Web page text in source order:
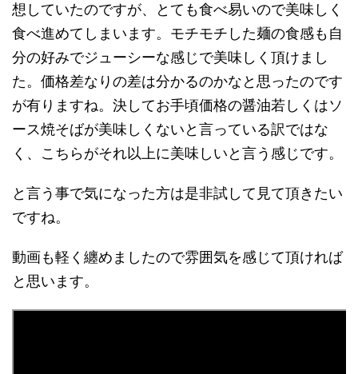
想していたのですが、とても食べ易いので美味しく
食べ進めてしまいます。モチモチした麺の食感も自
分の好みでジューシーな感じで美味しく頂けまし
た。価格差なりの差は分かるのかなと思ったのです
が有りますね。決してお手頃価格の醤油若しくはソ
ース焼そばが美味しくないと言っている訳ではな
く、こちらがそれ以上に美味しいと言う感じです。
と言う事で気になった方は是非試して見て頂きたい
ですね。
動画も軽く纏めましたので雰囲気を感じて頂ければ
と思います。